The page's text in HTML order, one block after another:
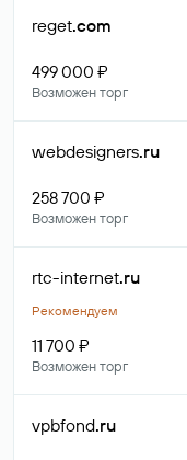
reget.com
499 000 ₽
Возможен торг
webdesigners.ru
258 700 ₽
Возможен торг
rtc-internet.ru
Рекомендуем
11 700 ₽
Возможен торг
vpbfond.ru